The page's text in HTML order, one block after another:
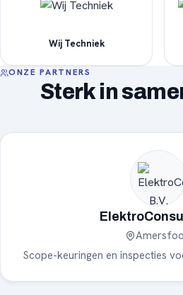
Wij Techniek
ONZE PARTNERS
Sterk in
Scope-keuringen en inspecties